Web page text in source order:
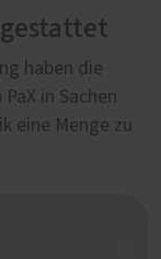
haben die
in Sachen
eine Menge zu